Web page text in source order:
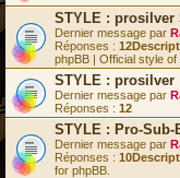
STYLE :
Dernier message par
Réponses : 12
phpBB | Official style
STYLE : prosilver
Dernier message par
Réponses : 12
STYLE : Pro-Sub-
Dernier message par
Réponses : 10
for phpBB.